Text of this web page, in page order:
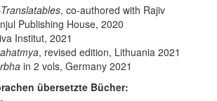
, co-authored with Rajiv
Publishing House, 2020
Institut, 2021
, revised edition, Lithuania 2021
in 2 vols, Germany 2021
übersetzte Bücher: